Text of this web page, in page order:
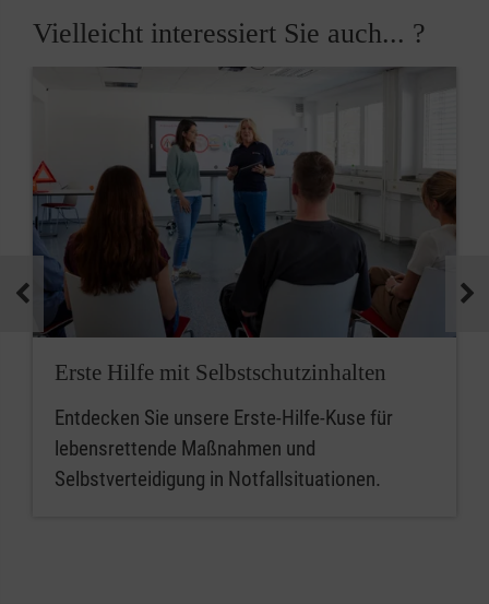
Vielleicht interessiert Sie auch... ?
Erste Hilfe mit Selbstschutzinhalten
Entdecken Sie unsere Erste-Hilfe-Kuse für
lebensrettende Maßnahmen und
Selbstverteidigung in Notfallsituationen.